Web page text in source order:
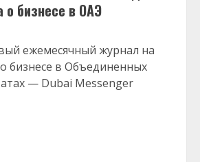
бизнесе в ОАЭ
ежемесячный журнал на
бизнесе в Объединенных
— Dubai Messenger